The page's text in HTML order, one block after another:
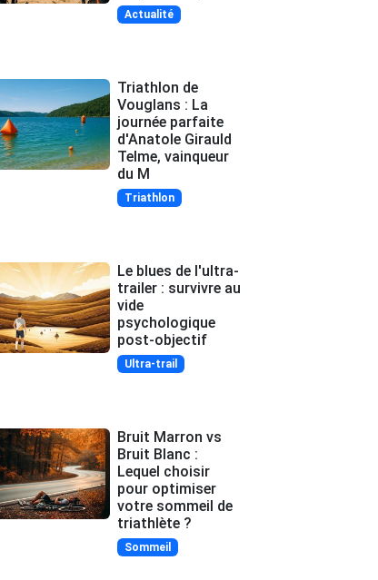
Actualité
Triathlon de
Vouglans : La
journée parfaite
d'Anatole Girauld
Telme, vainqueur
du M
Triathlon
Le blues de l'ultra-
trailer : survivre au
vide
psychologique
post-objectif
Ultra-trail
Bruit Marron vs
Bruit Blanc :
Lequel choisir
pour optimiser
votre sommeil de
triathlète ?
Sommeil